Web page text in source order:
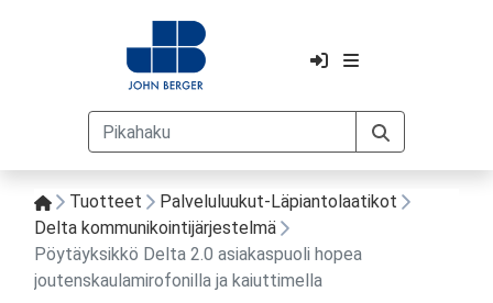
Tuotteet
Palveluluukut-Läpiantolaatikot
Delta kommunikointijärjestelmä
Pöytäyksikkö Delta 2.0 asiakaspuoli hopea
joutenskaulamirofonilla ja kaiuttimella